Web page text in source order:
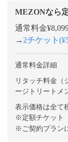
MEZONなら
通常料金
→2チケット
通常料金詳細
リタッチ料金（
ージトリートメ
表示価格は全て
※定額チケット
※ご契約プラン